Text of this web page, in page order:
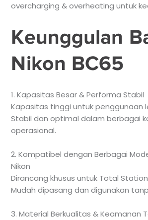
overcharging & overheating untuk
Keunggulan
Nikon BC65
1. Kapasitas Besar & Performa Stabil
Kapasitas tinggi untuk penggunaan
Stabil dan optimal dalam berbagai
operasional.
2. Kompatibel dengan Berbagai
Nikon
Dirancang khusus untuk Total Station
Mudah dipasang dan digunakan
3. Material Berkualitas & Keamanan